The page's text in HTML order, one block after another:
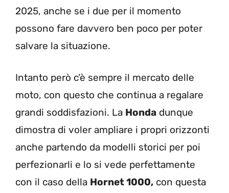
2025, anche se i due per il momento
possono fare davvero ben poco per poter
salvare la situazione.
Intanto però c’è sempre il mercato delle
moto, con questo che continua a regalare
grandi soddisfazioni. La Honda dunque
dimostra di voler ampliare i propri orizzonti
anche partendo da modelli storici per poi
perfezionarli e lo si vede perfettamente
con il caso della Hornet 1000, con questa